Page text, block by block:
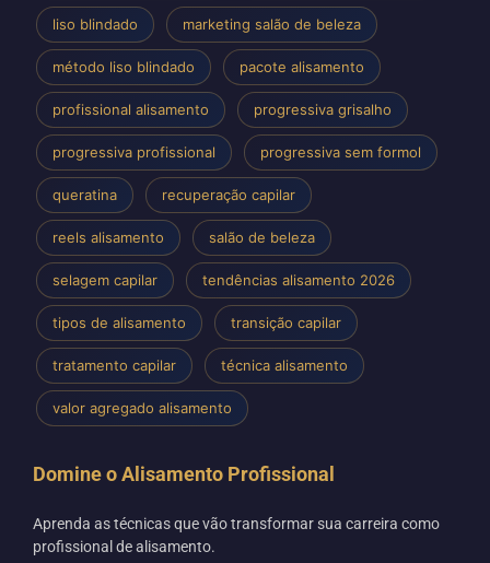
liso blindado marketing salão de beleza
método liso blindado pacote alisamento
profissional alisamento progressiva grisalho
progressiva profissional progressiva sem formol
queratina recuperação capilar
reels alisamento salão de beleza
selagem capilar tendências alisamento 2026
tipos de alisamento transição capilar
tratamento capilar técnica alisamento
valor agregado alisamento
Domine o Alisamento Profissional
Aprenda as técnicas que vão transformar sua carreira como
profissional de alisamento.